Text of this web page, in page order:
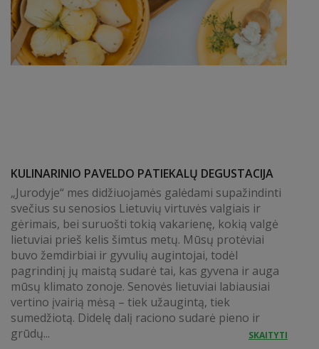
KULINARINIO PAVELDO PATIEKALŲ DEGUSTACIJA
„Jurodyje“ mes didžiuojamės galėdami supažindinti
svečius su senosios Lietuvių virtuvės valgiais ir
gėrimais, bei suruošti tokią vakarienę, kokią valgė
lietuviai prieš kelis šimtus metų. Mūsų protėviai
buvo žemdirbiai ir gyvulių augintojai, todėl
pagrindinį jų maistą sudarė tai, kas gyvena ir auga
mūsų klimato zonoje. Senovės lietuviai labiausiai
vertino įvairią mėsą – tiek užaugintą, tiek
sumedžiotą. Didelę dalį raciono sudarė pieno ir
grūdų...
SKAITYTI